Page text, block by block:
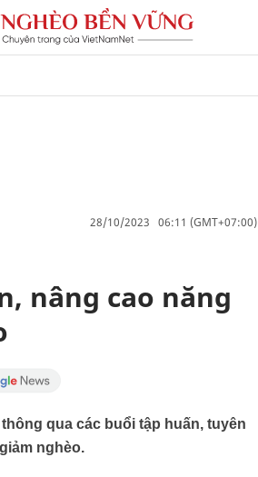
28/10/2023 06:11 (GMT+07:00)
nâng cao năng
qua các buổi tập huấn, tuyên
nghèo.